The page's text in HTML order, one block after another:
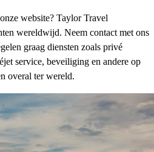
website? Taylor Travel
wereldwijd. Neem contact met ons
graag diensten zoals privé
service, beveiliging en andere op
overal ter wereld.